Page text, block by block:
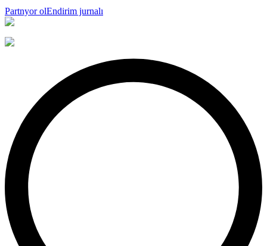
Partnyor olEndirim jurnalı